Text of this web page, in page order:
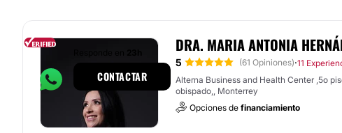
DRA. MARIA ANTONIA
5 (61 Opiniones)·11
Alterna Business and Health Center ,5o
obispado,, Monterrey
Opciones de financiamiento
CONTACTAR